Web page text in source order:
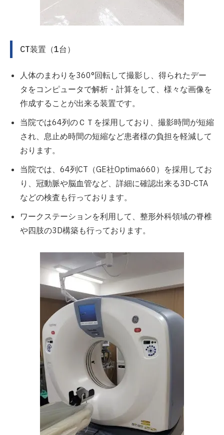
CT装置（1台）
人体のまわりを360°回転して撮影し、得られたデー
タをコンピュータで解析・計算をして、様々な画像を
作成することが出来る装置です。
当院では64列のＣＴを採用しており、撮影時間が短縮
され、息止め時間の短縮など患者様の負担を軽減して
おります。
当院では、64列CT（GE社Optima660）を採用してお
り、冠動脈や脳血管など、詳細に確認出来る3D-CTA
などの検査も行っております。
ワークステーションを利用して、整形外科領域の脊椎
や四肢の3D構築も行っております。